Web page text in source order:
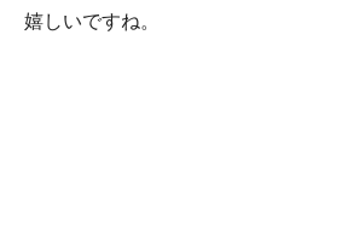
嬉しいですね。